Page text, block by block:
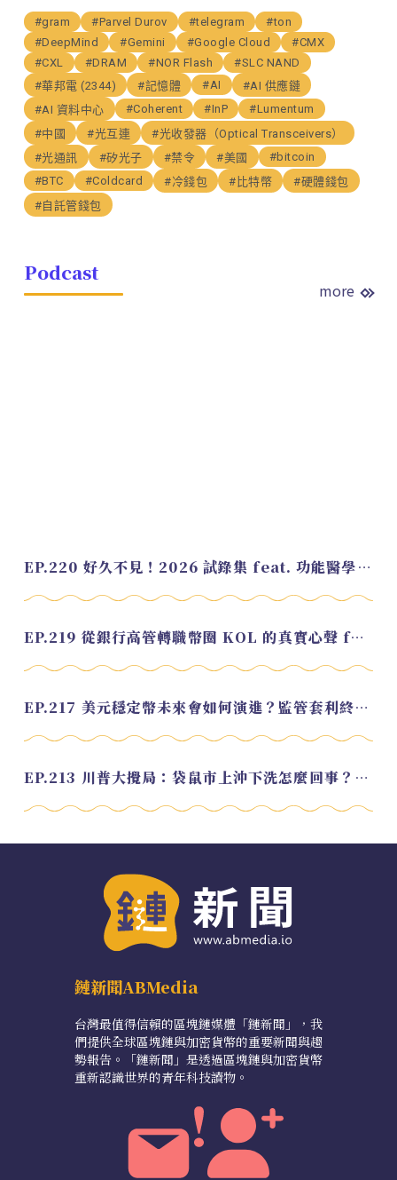
#gram #Parvel Durov #telegram
#ton
#DeepMind
#Gemini #Google Cloud
#CMX
#CXL
#DRAM #NOR Flash
#SLC NAND
#華邦電 (2344)
#記憶體 #AI
#AI 供應鏈
#AI 資料中心
#Coherent #InP
#Lumentum
#中國
#光互連
#光收發器（Optical Transceivers）
#光通訊
#矽光子 #禁令 #美國
#bitcoin
#BTC
#Coldcard #冷錢包 #比特幣
#硬體錢包
#自託管錢包
Podcast
more
EP.220 好久不見！2026 試錄集 feat. 功能醫學營養師 美寶
EP.219 從銀行高管轉職幣圈 KOL 的真實心聲 feat.龜大
EP.217 美元穩定幣未來會如何演進？監管套利終將收斂？feat. 研究員 余哲安
EP.213 川普大攪局：袋鼠市上沖下洗怎麼回事？feat. Alvin
鏈新聞ABMedia
台灣最值得信賴的區塊鏈媒體「鏈新聞」，我
們提供全球區塊鏈與加密貨幣的重要新聞與趨
勢報告。「鏈新聞」是透過區塊鏈與加密貨幣
重新認識世界的青年科技讀物。